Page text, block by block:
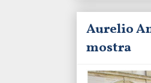
Aurelio
mostra